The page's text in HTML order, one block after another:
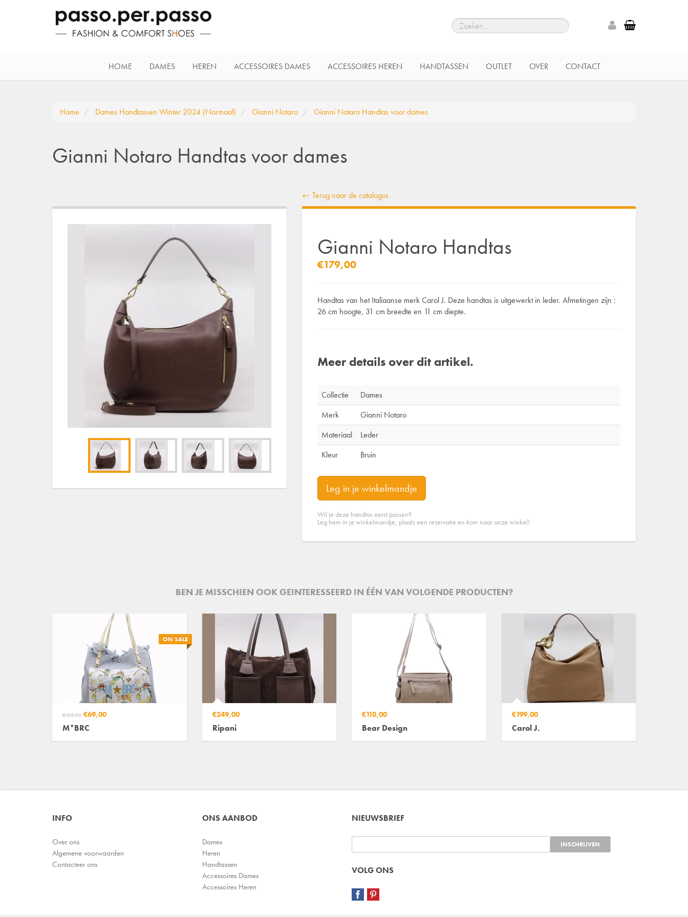
HOME DAMES HEREN ACCESSOIRES DAMES ACCESSOIRES HEREN HANDTASSEN OUTLET OVER CONTACT
Home Dames Handtassen Winter 2024 (Normaal) Gianni Notaro Gianni Notaro Handtas voor dames
Gianni Notaro Handtas voor dames
← Terug naar de catalogus
Gianni Notaro Handtas
€179,00
Handtas van het Italiaanse merk Carol J. Deze handtas is uitgewerkt in leder. Afmetingen zijn :
26 cm hoogte, 31 cm breedte en 11 cm diepte.
Meer details over dit artikel.
Collectie
Dames
Merk
Gianni Notaro
Materiaal
Leder
Kleur
Bruin
Leg in je winkelmandje
Wil je deze handtas eerst passen?
Leg hem in je winkelmandje, plaats een reservatie en kom naar onze winkel!
BEN JE MISSCHIEN OOK GEINTERESSEERD IN ÉÉN VAN VOLGENDE PRODUCTEN?
ON SALE
€125,00 €69,00
M*BRC
€249,00
Ripani
€110,00
Bear Design
€199,00
Carol J.
INFO
Over ons
Algemene voorwaarden
Contacteer ons
ONS AANBOD
Dames
Heren
Handtassen
Accessoires Dames
Accessoires Heren
NIEUWSBRIEF
VOLG ONS